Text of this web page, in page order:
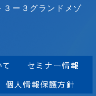
３ー３グランドメゾ
セミナー情報
個人情報保護方針